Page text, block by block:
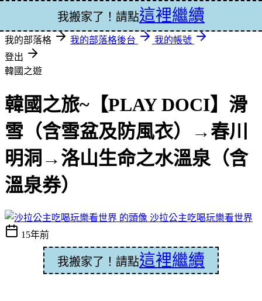
登入
我的部落格 我的部落格後台
我的帳號
登出
韓國之遊
韓國之旅~【PLAY DOCI】滑
雪（含雪盆及防風衣）→春川
明洞→洛山生命之水溫泉（含
溫泉券）
沙拉公主吃喝玩樂看世界
15年前
我搬家了！請點這裡繼續
我搬家了！請點這裡繼續